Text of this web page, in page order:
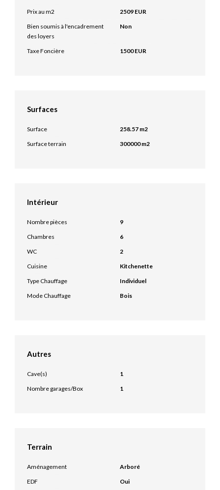
Prix au m2
2509 EUR
Bien soumis à l'encadrement
des loyers
Non
Taxe Foncière 1500 EUR
Surfaces
Surface
258.57 m2
Surface terrain
300000 m2
Intérieur
Nombre pièces
9
Chambres
6
WC
2
Cuisine
Kitchenette
Type Chauffage
Individuel
Mode Chauffage
Bois
Autres
Cave(s)
1
Nombre garages/Box
1
Terrain
Aménagement
Arboré
EDF
Oui